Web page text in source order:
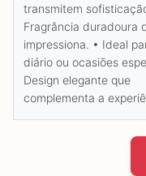
transmitem
Fragrância duradoura
impressiona. • Ideal
diário ou ocasiões
Design elegante que
complementa a